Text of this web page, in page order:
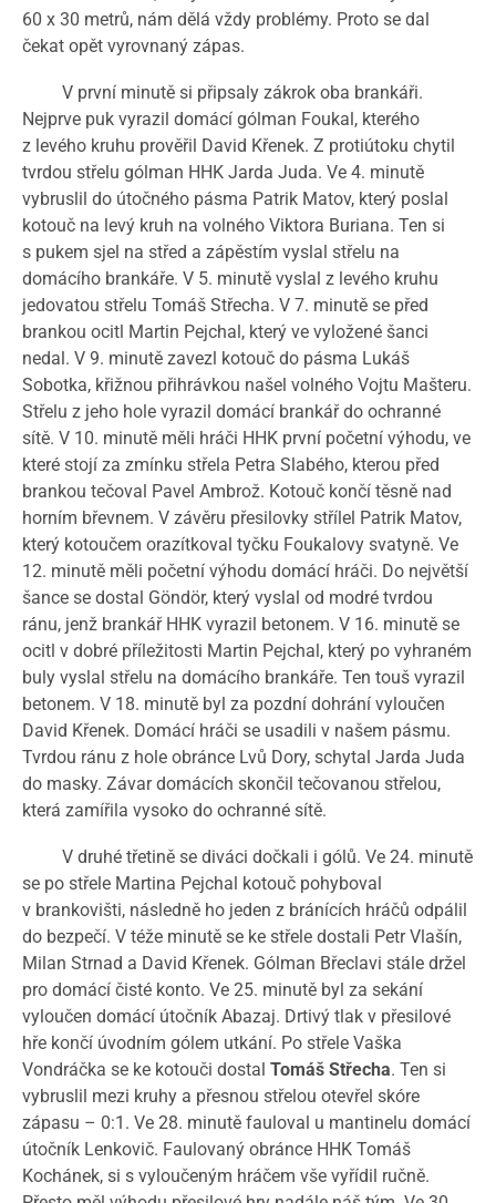
60 x 30 metrů, nám dělá vždy problémy. Proto se dal
čekat opět vyrovnaný zápas.
V první minutě si připsaly zákrok oba brankáři.
Nejprve puk vyrazil domácí gólman Foukal, kterého
z levého kruhu prověřil David Křenek. Z protiútoku chytil
tvrdou střelu gólman HHK Jarda Juda. Ve 4. minutě
vybruslil do útočného pásma Patrik Matov, který poslal
kotouč na levý kruh na volného Viktora Buriana. Ten si
s pukem sjel na střed a zápěstím vyslal střelu na
domácího brankáře. V 5. minutě vyslal z levého kruhu
jedovatou střelu Tomáš Střecha. V 7. minutě se před
brankou ocitl Martin Pejchal, který ve vyložené šanci
nedal. V 9. minutě zavezl kotouč do pásma Lukáš
Sobotka, křižnou přihrávkou našel volného Vojtu Mašteru.
Střelu z jeho hole vyrazil domácí brankář do ochranné
sítě. V 10. minutě měli hráči HHK první početní výhodu, ve
které stojí za zmínku střela Petra Slabého, kterou před
brankou tečoval Pavel Ambrož. Kotouč končí těsně nad
horním břevnem. V závěru přesilovky střílel Patrik Matov,
který kotoučem orazítkoval tyčku Foukalovy svatyně. Ve
12. minutě měli početní výhodu domácí hráči. Do největší
šance se dostal Göndör, který vyslal od modré tvrdou
ránu, jenž brankář HHK vyrazil betonem. V 16. minutě se
ocitl v dobré příležitosti Martin Pejchal, který po vyhraném
buly vyslal střelu na domácího brankáře. Ten touš vyrazil
betonem. V 18. minutě byl za pozdní dohrání vyloučen
David Křenek. Domácí hráči se usadili v našem pásmu.
Tvrdou ránu z hole obránce Lvů Dory, schytal Jarda Juda
do masky. Závar domácích skončil tečovanou střelou,
která zamířila vysoko do ochranné sítě.
V druhé třetině se diváci dočkali i gólů. Ve 24. minutě
se po střele Martina Pejchal kotouč pohyboval
v brankovišti, následně ho jeden z bránících hráčů odpálil
do bezpečí. V téže minutě se ke střele dostali Petr Vlašín,
Milan Strnad a David Křenek. Gólman Břeclavi stále držel
pro domácí čisté konto. Ve 25. minutě byl za sekání
vyloučen domácí útočník Abazaj. Drtivý tlak v přesilové
hře končí úvodním gólem utkání. Po střele Vaška
Vondráčka se ke kotouči dostal Tomáš Střecha. Ten si
vybruslil mezi kruhy a přesnou střelou otevřel skóre
zápasu – 0:1. Ve 28. minutě fauloval u mantinelu domácí
útočník Lenkovič. Faulovaný obránce HHK Tomáš
Kochánek, si s vyloučeným hráčem vše vyřídil ručně.